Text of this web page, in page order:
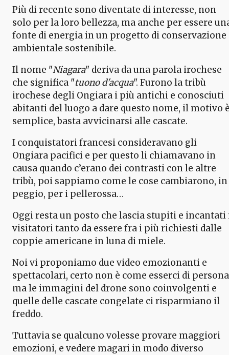
Più di recente sono diventate di interesse, non
solo per la loro bellezza, ma anche per essere
fonte di energia in un progetto di conservazione
ambientale sostenibile.
Il nome "Niagara" deriva da una parola irochese
che significa "tuono d'acqua". Furono la tribù
irochese degli Ongiara i più antichi e conosciuti
abitanti del luogo a dare questo nome, il motivo
semplice, basta avvicinarsi alle cascate.
I conquistatori francesi consideravano gli
Ongiara pacifici e per questo li chiamavano in
causa quando c’erano dei contrasti con le altre
tribù, poi sappiamo come le cose cambiarono, in
peggio, per i pellerossa…
Oggi resta un posto che lascia stupiti e incantati
visitatori tanto da essere fra i più richiesti dalle
coppie americane in luna di miele.
Noi vi proponiamo due video emozionanti e
spettacolari, certo non è come esserci di
ma le immagini del drone sono coinvolgenti e
quelle delle cascate congelate ci risparmiano il
freddo.
Tuttavia se qualcuno volesse provare maggiori
emozioni, e vedere magari in modo diverso